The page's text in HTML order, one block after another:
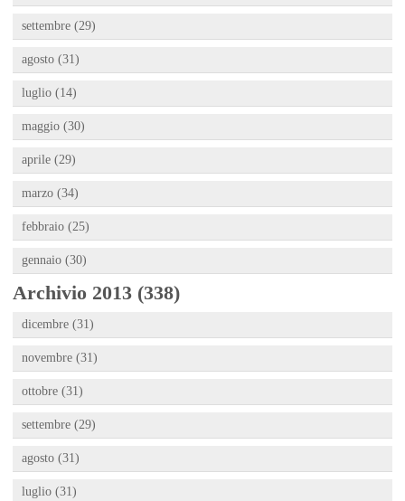
settembre (29)
agosto (31)
luglio (14)
maggio (30)
aprile (29)
marzo (34)
febbraio (25)
gennaio (30)
Archivio 2013 (338)
dicembre (31)
novembre (31)
ottobre (31)
settembre (29)
agosto (31)
luglio (31)